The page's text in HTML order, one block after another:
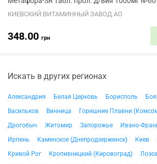
КИЕВСКИЙ ВИТАМИННЫЙ ЗАВОД АО
348.00 грн
Искать в других регионах
Александрия Белая Церковь Борисполь
Васильков
Винница Горишние Плавни
Дрогобыч
Житомир Запорожье Ивано-
Ирпень
Каменское (Днепродзержинск) Киев
Кривой Рог
Кропивницкий (Кировоград)